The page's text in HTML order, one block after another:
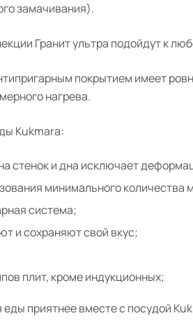
замачивания).
Гранит ультра подойдут к
покрытием имеет
нагрева.
Kukmara:
стенок и дна исключает
минимального количества
система;
и сохраняют свой вкус;
плит, кроме индукционных;
приятнее вместе с посудой